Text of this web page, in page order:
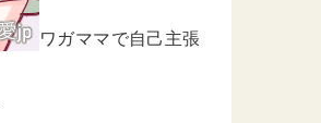
ワガママで自己主張